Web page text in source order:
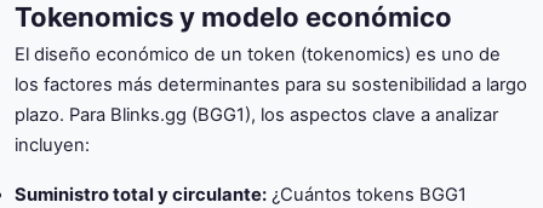
Tokenomics y modelo económico
El diseño económico de un token (tokenomics) es uno de
los factores más determinantes para su sostenibilidad a largo
plazo. Para Blinks.gg (BGG1), los aspectos clave a analizar
incluyen:
Suministro total y circulante: ¿Cuántos tokens BGG1